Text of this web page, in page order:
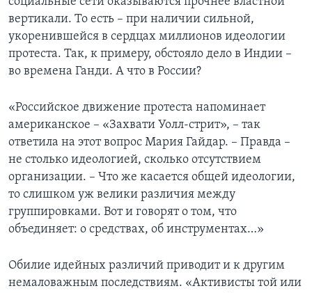
вертикали. То есть – при наличии сильной,
укоренившейся в сердцах миллионов идеологии
протеста. Так, к примеру, обстояло дело в Индии –
во времена Ганди. А что в России?
«Российское движение протеста напоминает
американское – «Захвати Уолл-стрит», – так
ответила на этот вопрос Мария Гайдар. – Правда –
не столько идеологией, сколько отсутствием
организации. – Что же касается общей идеологии,
то слишком уж велики различия между
группировками. Вот и говорят о том, что
объединяет: о средствах, об инструментах…»
Обилие идейных различий приводит и к другим
немаловажным последствиям. «Активисты той или